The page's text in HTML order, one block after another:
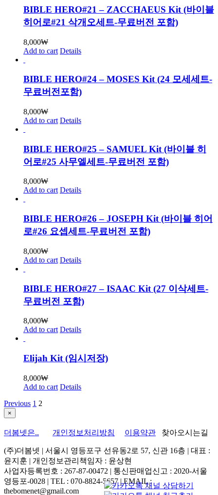
BIBLE HERO#21 – ZACCHAEUS Kit (바이블
히어로#21 삭개오세트-무료버전 포함)
8,000₩
Add to cart Details
BIBLE HERO#24 – MOSES Kit (24 모세세트-
무료버전포함)
8,000₩
Add to cart Details
BIBLE HERO#25 – SAMUEL Kit (바이블 히
어로#25 사무엘세트-무료버전 포함)
8,000₩
Add to cart Details
BIBLE HERO#26 – JOSEPH Kit (바이블 히어
로#26 요셉세트-무료버전 포함)
8,000₩
Add to cart Details
BIBLE HERO#27 – ISAAC Kit (27 이삭세트-
무료버전 포함)
8,000₩
Add to cart Details
Elijah Kit (임시저장)
8,000₩
Add to cart Details
Previous 1 2
Close
product
view
×
더봄넷은.. 개인정보처리방침 이용약관 찾아오시는길
(주)더봄넷 | 서울시 영등포구 선유동2로 57, 신관 16층 | 대표 :
윤지훈 | 개인정보관리책임자 : 윤상현
사업자등록번호 : 267-87-00472 | 통신판매업신고 : 2020-서울
영등포-0028 | TEL : 070-8824-5657 | EMAIL :
thebomenet@gmail.com